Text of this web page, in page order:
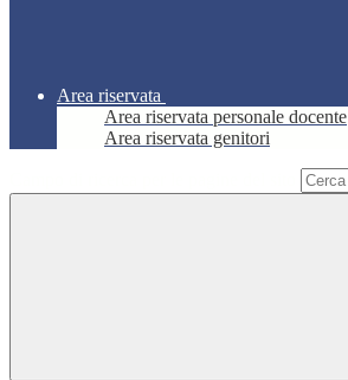
Area riservata
Area riservata personale docente
Area riservata genitori